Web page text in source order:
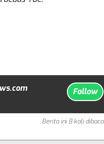
Follow
Berita ini 8 kali dibaca